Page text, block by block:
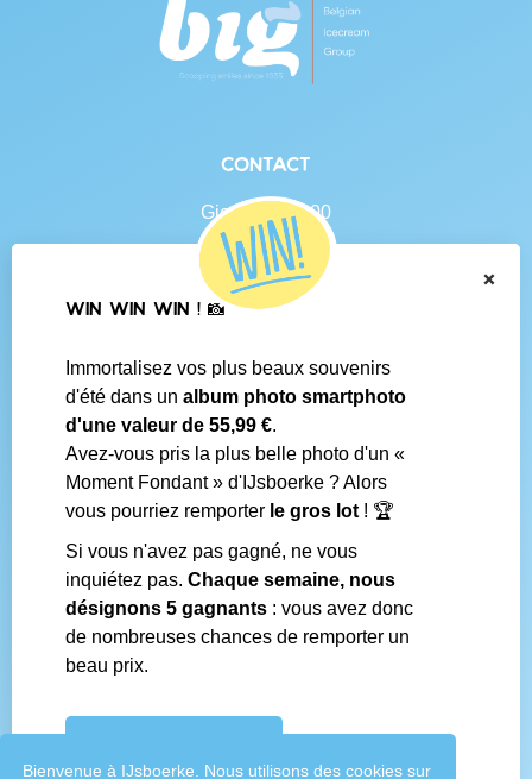
Bienvenue à IJsboerke. Nous utilisons des cookies sur
Contact
Gierlebaan 100
B-2460 Tielen
BE 0438.625.684
Contact
Conditions générales
Questions fréquentes
Média social
Boutiques IJsboerke
Livrer votre courrier des fans
Concours IJsboerke
Réalisé par
×
WIN WIN WIN ! 📸
Immortalisez vos plus beaux souvenirs
d'été dans un album photo smartphoto
d'une valeur de 55,99 €.
Avez-vous pris la plus belle photo d'un «
Moment Fondant » d'IJsboerke ? Alors
vous pourriez remporter le gros lot ! 🏆
Si vous n'avez pas gagné, ne vous
inquiétez pas. Chaque semaine, nous
désignons 5 gagnants : vous avez donc
de nombreuses chances de remporter un
beau prix.